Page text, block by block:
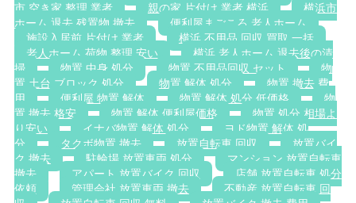
市 空き家 整理 業者
親の家 片付け 業者 横浜
横浜市
ホーム 退去 残置物 撤去
便利屋まごころ 老人ホーム
施設入居前 片付け 業者
横浜 不用品 回収 買取 一括
老人ホーム 荷物 整理 安い
横浜 老人ホーム 退去後の清
掃
物置 中身 処分 物置 不用品回収 セット
物
置 土台 ブロック 処分
物置 解体 処分
物置 撤去 費
用
便利屋 物置 解体 物置 解体 処分 低価格
物
置 撤去 格安
物置 解体 便利屋価格
物置 処分 相場よ
り安い
イナバ物置 解体 処分
ヨド物置 解体 処
分
タクボ物置 撤去 放置自転車 回収
放置バイ
ク 撤去
駐輪場 放置車両 処分
マンション 放置自転車
撤去
アパート 放置バイク 回収
店舗 放置自転車 処分
依頼
管理会社 放置車両 撤去
不動産 放置自転車 回